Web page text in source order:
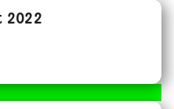
2022